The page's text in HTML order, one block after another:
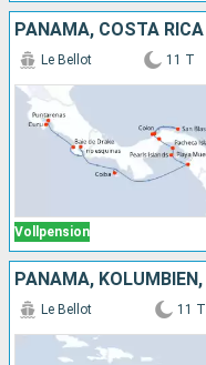
PANAMA, COSTA RICA
Vollpension
Le Bellot 11 T
Le Bellot 11 T